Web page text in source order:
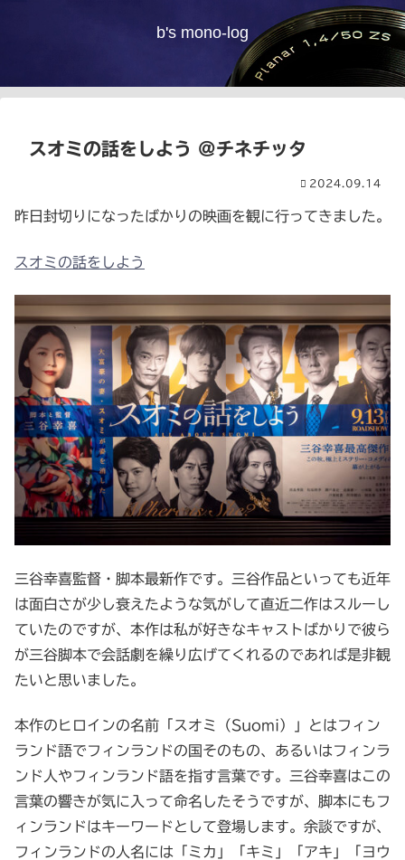
b's mono-log
スオミの話をしよう @チネチッタ
2024.09.14
昨日封切りになったばかりの映画を観に行ってきました。
スオミの話をしよう
三谷幸喜監督・脚本最新作です。三谷作品といっても近年
は面白さが少し衰えたような気がして直近二作はスルーし
ていたのですが、本作は私が好きなキャストばかりで彼ら
が三谷脚本で会話劇を繰り広げてくれるのであれば是非観
たいと思いました。
本作のヒロインの名前「スオミ（Suomi）」とはフィン
ランド語でフィンランドの国そのもの、あるいはフィンラ
ンド人やフィンランド語を指す言葉です。三谷幸喜はこの
言葉の響きが気に入って命名したそうですが、脚本にもフ
ィンランドはキーワードとして登場します。余談ですが、
フィンランドの人名には「ミカ」「キミ」「アキ」「ヨウ